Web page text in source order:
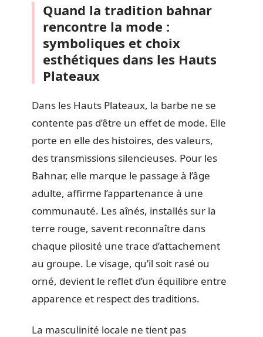
Quand la tradition bahnar
rencontre la mode :
symboliques et choix
esthétiques dans les Hauts
Plateaux
Dans les Hauts Plateaux, la barbe ne se
contente pas d’être un effet de mode. Elle
porte en elle des histoires, des valeurs,
des transmissions silencieuses. Pour les
Bahnar, elle marque le passage à l’âge
adulte, affirme l’appartenance à une
communauté. Les aînés, installés sur la
terre rouge, savent reconnaître dans
chaque pilosité une trace d’attachement
au groupe. Le visage, qu’il soit rasé ou
orné, devient le reflet d’un équilibre entre
apparence et respect des traditions.
La masculinité locale ne tient pas